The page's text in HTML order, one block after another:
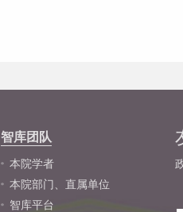
智库团队
本院学者
本院部门、直属单位
智库平台